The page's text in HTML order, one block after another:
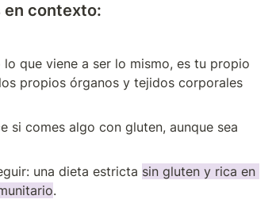
en contexto:
lo que viene a ser lo mismo, es tu propio
propios órganos y tejidos corporales
si comes algo con gluten, aunque sea
una dieta estricta sin gluten y rica en
.